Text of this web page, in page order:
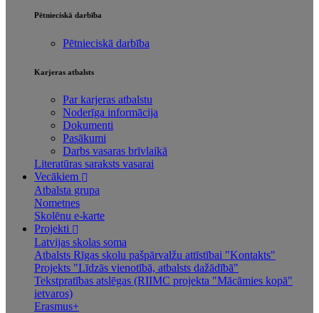
Pētnieciskā darbība
Pētnieciskā darbība
Karjeras atbalsts
Par karjeras atbalstu
Noderīga informācija
Dokumenti
Pasākumi
Darbs vasaras brīvlaikā
Literatūras saraksts vasarai
Vecākiem
Atbalsta grupa
Nometnes
Skolēnu e-karte
Projekti
Latvijas skolas soma
Atbalsts Rīgas skolu pašpārvalžu attīstībai "Kontakts"
Projekts "Līdzās vienotībā, atbalsts dažādībā"
Tekstpratības atslēgas (RIIMC projekta "Mācāmies kopā"
ietvaros)
Erasmus+